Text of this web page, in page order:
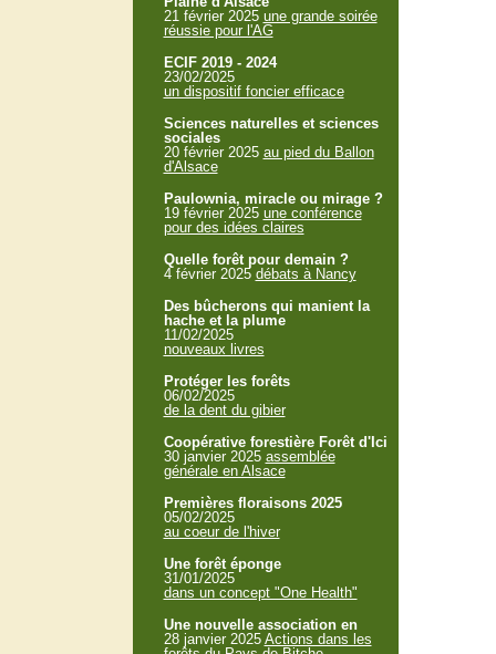
21 février 2025 une grande soirée
réussie pour l'AG
ECIF 2019 - 2024
23/02/2025
un dispositif foncier efficace
Sciences naturelles et sciences
sociales
20 février 2025 au pied du Ballon
d'Alsace
Paulownia, miracle ou mirage ?
19 février 2025 une conférence
pour des idées claires
Quelle forêt pour demain ?
4 février 2025 débats à Nancy
Des bûcherons qui manient la
hache et la plume
11/02/2025
nouveaux livres
Protéger les forêts
06/02/2025
de la dent du gibier
Coopérative forestière Forêt d'Ici
30 janvier 2025 assemblée
générale en Alsace
Premières floraisons 2025
05/02/2025
au coeur de l'hiver
Une forêt éponge
31/01/2025
dans un concept "One Health"
Une nouvelle association en
28 janvier 2025 Actions dans les